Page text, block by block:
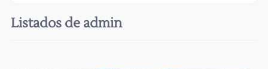
Listados de admin